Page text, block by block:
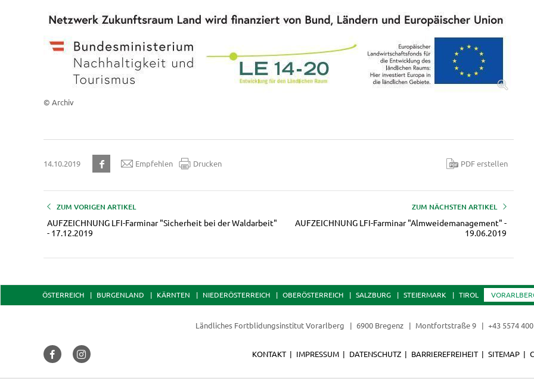
© Archiv
14.10.2019 Empfehlen Drucken PDF erstellen
ZUM VORIGEN ARTIKEL
AUFZEICHNUNG LFI-Farminar "Sicherheit bei der Waldarbeit"
- 17.12.2019
ZUM NÄCHSTEN ARTIKEL
AUFZEICHNUNG LFI-Farminar "Almweidemanagement" -
19.06.2019
ÖSTERREICH BURGENLAND KÄRNTEN NIEDERÖSTERREICH OBERÖSTERREICH SALZBURG STEIERMARK TIROL
Ländliches Fortblidungsinstitut Vorarlberg 6900 Bregenz Montfortstraße 9 +43 5574
KONTAKT IMPRESSUM DATENSCHUTZ BARRIEREFREIHEIT SITEMAP